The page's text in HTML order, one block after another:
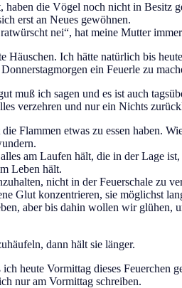
die Vögel noch nicht in Besitz
erst an Neues gewöhnen.
nei“, hat meine Mutter immer
Häuschen. Ich hätte natürlich bis
ein Feuerle zu
muß ich sagen und es ist auch
verzehren und nur ein Nichts
Flammen etwas zu essen haben.
am Laufen hält, die in der Lage
Leben hält.
nicht in der Feuerschale zu
Glut konzentrieren, sie möglichst
aber bis dahin wollen wir glühen,
dann hält sie länger.
heute Vormittag dieses Feuerchen
nur am Vormittag schreiben.